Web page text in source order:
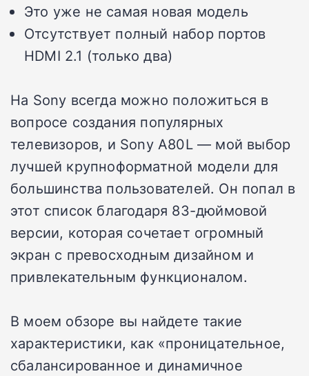
Это уже не самая новая модель
Отсутствует полный набор портов
HDMI 2.1 (только два)
На Sony всегда можно положиться в
вопросе создания популярных
телевизоров, и Sony A80L — мой выбор
лучшей крупноформатной модели для
большинства пользователей. Он попал в
этот список благодаря 83-дюймовой
версии, которая сочетает огромный
экран с превосходным дизайном и
привлекательным функционалом.
В моем обзоре вы найдете такие
характеристики, как «проницательное,
сбалансированное и динамичное